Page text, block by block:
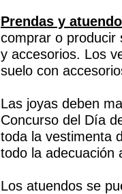
Prendas y
comprar o producir
y accesorios. Los
suelo con
Las joyas deben
Concurso del Día
toda la vestimenta
todo la adecuación
Los atuendos se